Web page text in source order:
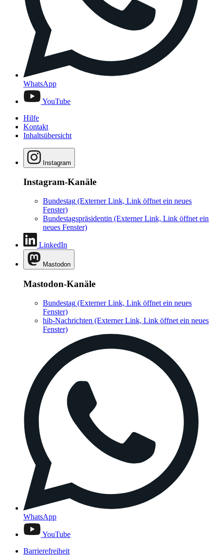
WhatsApp
YouTube
Hilfe
Kontakt
Inhaltsübersicht
Instagram
Instagram-Kanäle
Bundestag (Externer Link, Link öffnet ein neues
Fenster)
Bundestagspräsidentin (Externer Link, Link öffnet ein
neues Fenster)
LinkedIn
Mastodon
Mastodon-Kanäle
Bundestag (Externer Link, Link öffnet ein neues
Fenster)
hib-Nachrichten (Externer Link, Link öffnet ein neues
Fenster)
WhatsApp
YouTube
Barrierefreiheit